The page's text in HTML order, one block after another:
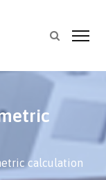
calculation